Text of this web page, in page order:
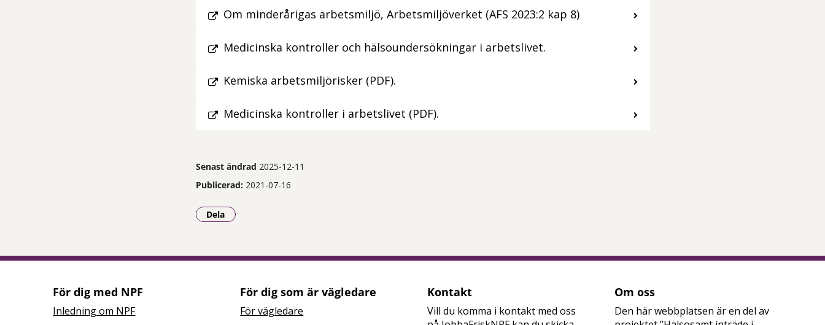
Om minderårigas arbetsmiljö, Arbetsmiljöverket (AFS 2023:2 kap 8)
Medicinska kontroller och hälsoundersökningar i arbetslivet.
Kemiska arbetsmiljörisker (PDF).
Medicinska kontroller i arbetslivet (PDF).
Senast ändrad 2025-12-11
Publicerad:2021-07-16
Dela
- Klicka för att öppna delningsalternativ.
För dig med NPF
Inledning om NPF
För dig som är vägledare
För vägledare
Kontakt
Vill du komma i kontakt med oss
Om oss
Den här webbplatsen är en del av